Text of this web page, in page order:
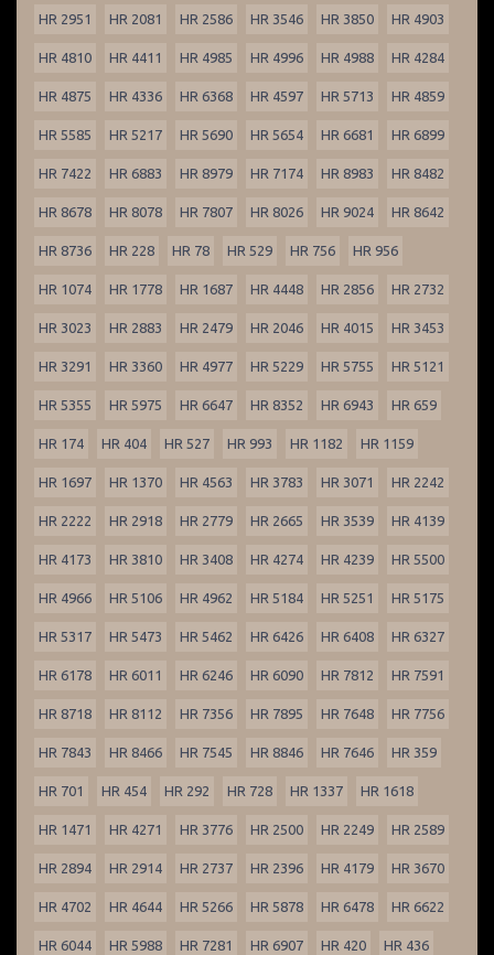
HR 2951 HR 2081 HR 2586 HR 3546 HR 3850 HR 4903
HR 4810 HR 4411 HR 4985 HR 4996 HR 4988 HR 4284
HR 4875 HR 4336 HR 6368 HR 4597 HR 5713 HR 4859
HR 5585 HR 5217 HR 5690 HR 5654 HR 6681 HR 6899
HR 7422 HR 6883 HR 8979 HR 7174 HR 8983 HR 8482
HR 8678 HR 8078 HR 7807 HR 8026 HR 9024 HR 8642
HR 8736 HR 228 HR 78 HR 529 HR 756 HR 956
HR 1074 HR 1778 HR 1687 HR 4448 HR 2856 HR 2732
HR 3023 HR 2883 HR 2479 HR 2046 HR 4015 HR 3453
HR 3291 HR 3360 HR 4977 HR 5229 HR 5755 HR 5121
HR 5355 HR 5975 HR 6647 HR 8352 HR 6943 HR 659
HR 174 HR 404 HR 527 HR 993 HR 1182 HR 1159
HR 1697 HR 1370 HR 4563 HR 3783 HR 3071 HR 2242
HR 2222 HR 2918 HR 2779 HR 2665 HR 3539 HR 4139
HR 4173 HR 3810 HR 3408 HR 4274 HR 4239 HR 5500
HR 4966 HR 5106 HR 4962 HR 5184 HR 5251 HR 5175
HR 5317 HR 5473 HR 5462 HR 6426 HR 6408 HR 6327
HR 6178 HR 6011 HR 6246 HR 6090 HR 7812 HR 7591
HR 8718 HR 8112 HR 7356 HR 7895 HR 7648 HR 7756
HR 7843 HR 8466 HR 7545 HR 8846 HR 7646 HR 359
HR 701 HR 454 HR 292 HR 728 HR 1337 HR 1618
HR 1471 HR 4271 HR 3776 HR 2500 HR 2249 HR 2589
HR 2894 HR 2914 HR 2737 HR 2396 HR 4179 HR 3670
HR 4702 HR 4644 HR 5266 HR 5878 HR 6478 HR 6622
HR 6044 HR 5988 HR 7281 HR 6907 HR 420 HR 436